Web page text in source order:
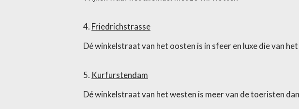
4. Friedrichstrasse
Dé winkelstraat van het oosten is in sfeer en luxe die van
5. Kurfurstendam
Dé winkelstraat van het westen is meer van de toeristen